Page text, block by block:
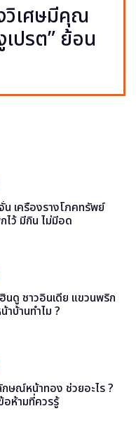
วิเศษมีคุณ
ปรต” ย้อน
น เครื่องรางโภคทรัพย์
ไว้ มีกิน ไม่มีอด
นดู ชาวอินเดีย แขวนพริก
าบ้านทำไม ?
กษณ์หน้าทอง ช่วยอะไร ?
อห้ามที่ควรรู้